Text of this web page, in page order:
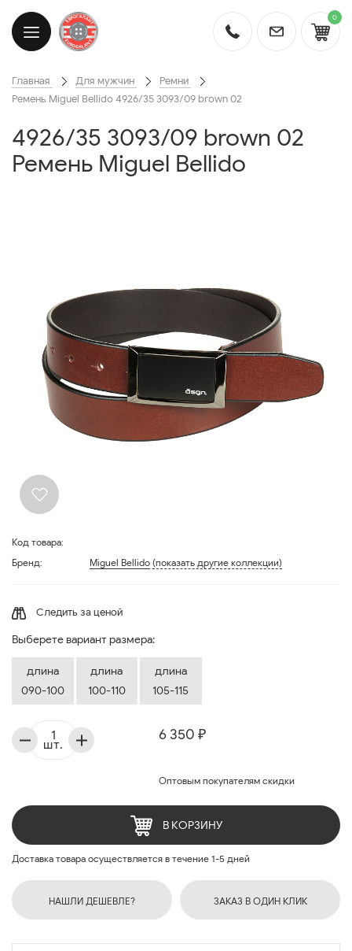
0
Главная Для мужчин
Ремни
Ремень Miguel Bellido 4926/35 3093/09 brown 02
4926/35 3093/09 brown 02
Ремень Miguel Bellido
Код товара:
Бренд:
Miguel Bellido (показать другие коллекции)
Следить за ценой
Выберете вариант размера:
длина
090-100
длина
100-110
длина
105-115
6 350 ₽
Оптовым покупателям скидки
шт.
В КОРЗИНУ
Доставка товара осуществляется в течение 1-5 дней
НАШЛИ ДЕШЕВЛЕ? ЗАКАЗ В ОДИН КЛИК